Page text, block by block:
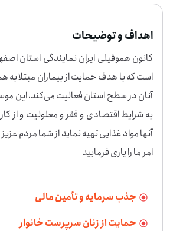
اهداف و توضیحات
کانون هموفیلی ایران نمایندگی استان
آنان در سطح استان
به شرایط اقتصادی و فقر و معلولیت و از
آنها مواد غذایی تهیه نماید از شما مردم
امر ما را یاری فرمایید
جذب سرمایه و تأمین مالی
حمایت از زنان سرپرست خانوار